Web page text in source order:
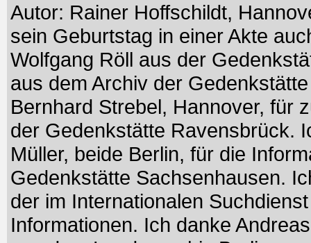
Autor: Rainer Hoffschildt,
sein Geburtstag in einer Akte
Wolfgang Röll aus der
aus dem Archiv der
Bernhard Strebel, Hannover, für
der Gedenkstätte Ravensbrück.
Müller, beide Berlin, für die
Gedenkstätte Sachsenhausen.
der im Internationalen
Informationen. Ich danke